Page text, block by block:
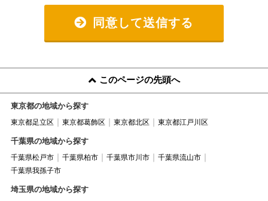
同意して送信する
このページの先頭へ
東京都の地域から探す
東京都足立区 東京都葛飾区 東京都北区 東京都江戸川区
千葉県の地域から探す
千葉県松戸市 千葉県柏市 千葉県市川市
千葉県流山市
千葉県我孫子市
埼玉県の地域から探す